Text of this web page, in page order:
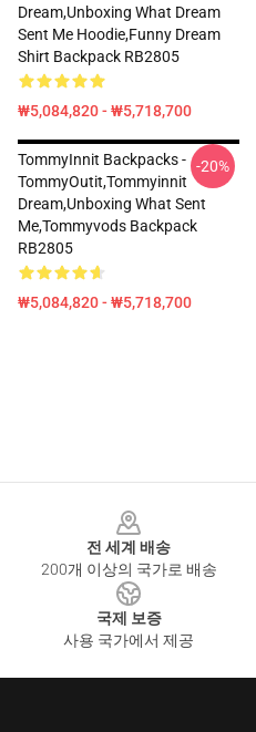
Dream,Unboxing What Dream
Sent Me Hoodie,funny Dream
Shirt Backpack RB2805
₩5,084,820 - ₩5,718,700
TommyInnit Backpacks -
TommyOutit,Tommyinnit
Dream,Unboxing What Sent
Me,tommyvods Backpack
RB2805
₩5,084,820 - ₩5,718,700
-20%
전 세계 배송
200개 이상의 국가로 배송
국제 보증
사용 국가에서 제공